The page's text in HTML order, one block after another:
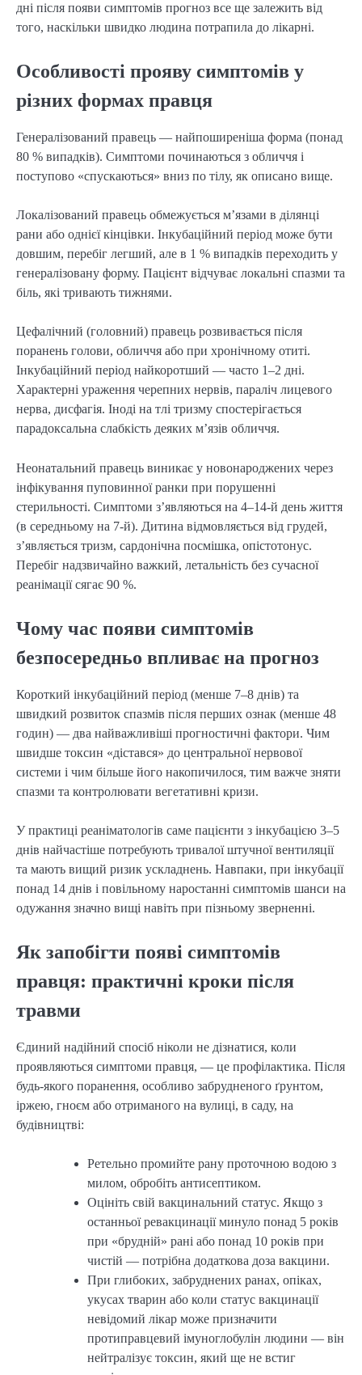
дні після появи симптомів прогноз все ще залежить від
того, наскільки швидко людина потрапила до лікарні.
Особливості прояву симптомів у
різних формах правця
Генералізований правець — найпоширеніша форма (понад
80 % випадків). Симптоми починаються з обличчя і
поступово «спускаються» вниз по тілу, як описано вище.
Локалізований правець обмежується м’язами в ділянці
рани або однієї кінцівки. Інкубаційний період може бути
довшим, перебіг легший, але в 1 % випадків переходить у
генералізовану форму. Пацієнт відчуває локальні спазми та
біль, які тривають тижнями.
Цефалічний (головний) правець розвивається після
поранень голови, обличчя або при хронічному отиті.
Інкубаційний період найкоротший — часто 1–2 дні.
Характерні ураження черепних нервів, параліч лицевого
нерва, дисфагія. Іноді на тлі тризму спостерігається
парадоксальна слабкість деяких м’язів обличчя.
Неонатальний правець виникає у новонароджених через
інфікування пуповинної ранки при порушенні
стерильності. Симптоми з’являються на 4–14-й день життя
(в середньому на 7-й). Дитина відмовляється від грудей,
з’являється тризм, сардонічна посмішка, опістотонус.
Перебіг надзвичайно важкий, летальність без сучасної
реанімації сягає 90 %.
Чому час появи симптомів
безпосередньо впливає на прогноз
Короткий інкубаційний період (менше 7–8 днів) та
швидкий розвиток спазмів після перших ознак (менше 48
годин) — два найважливіші прогностичні фактори. Чим
швидше токсин «дістався» до центральної нервової
системи і чим більше його накопичилося, тим важче зняти
спазми та контролювати вегетативні кризи.
У практиці реаніматологів саме пацієнти з інкубацією 3–5
днів найчастіше потребують тривалої штучної вентиляції
та мають вищий ризик ускладнень. Навпаки, при інкубації
понад 14 днів і повільному наростанні симптомів шанси на
одужання значно вищі навіть при пізньому зверненні.
Як запобігти появі симптомів
правця: практичні кроки після
травми
Єдиний надійний спосіб ніколи не дізнатися, коли
проявляються симптоми правця, — це профілактика. Після
будь-якого поранення, особливо забрудненого ґрунтом,
іржею, гноєм або отриманого на вулиці, в саду, на
будівництві:
Ретельно промийте рану проточною водою з
милом, обробіть антисептиком.
Оцініть свій вакцинальний статус. Якщо з
останньої ревакцинації минуло понад 5 років
при «брудній» рані або понад 10 років при
чистій — потрібна додаткова доза вакцини.
При глибоких, забруднених ранах, опіках,
укусах тварин або коли статус вакцинації
невідомий лікар може призначити
протиправцевий імуноглобулін людини — він
нейтралізує токсин, який ще не встиг